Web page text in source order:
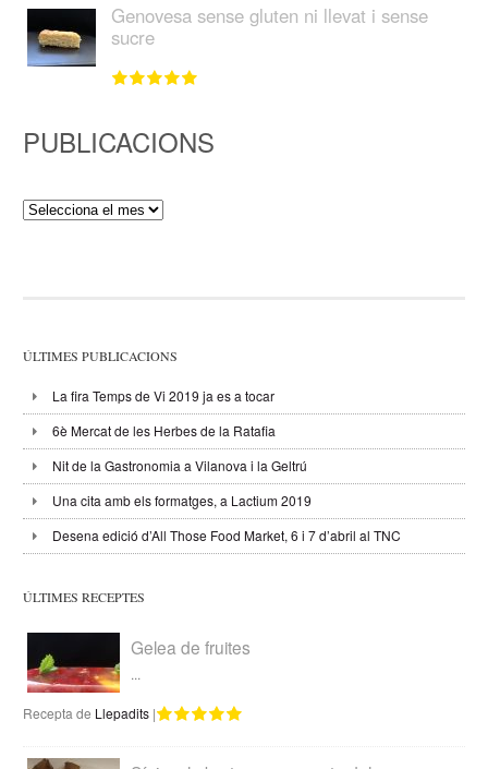
Genovesa sense gluten ni llevat i sense
sucre
PUBLICACIONS
Publicacions
ÚLTIMES PUBLICACIONS
La fira Temps de Vi 2019 ja es a tocar
6è Mercat de les Herbes de la Ratafia
Nit de la Gastronomia a Vilanova i la Geltrú
Una cita amb els formatges, a Lactium 2019
Desena edició d’All Those Food Market, 6 i 7 d’abril al TNC
ÚLTIMES RECEPTES
Gelea de fruites
...
Recepta de Llepadits |